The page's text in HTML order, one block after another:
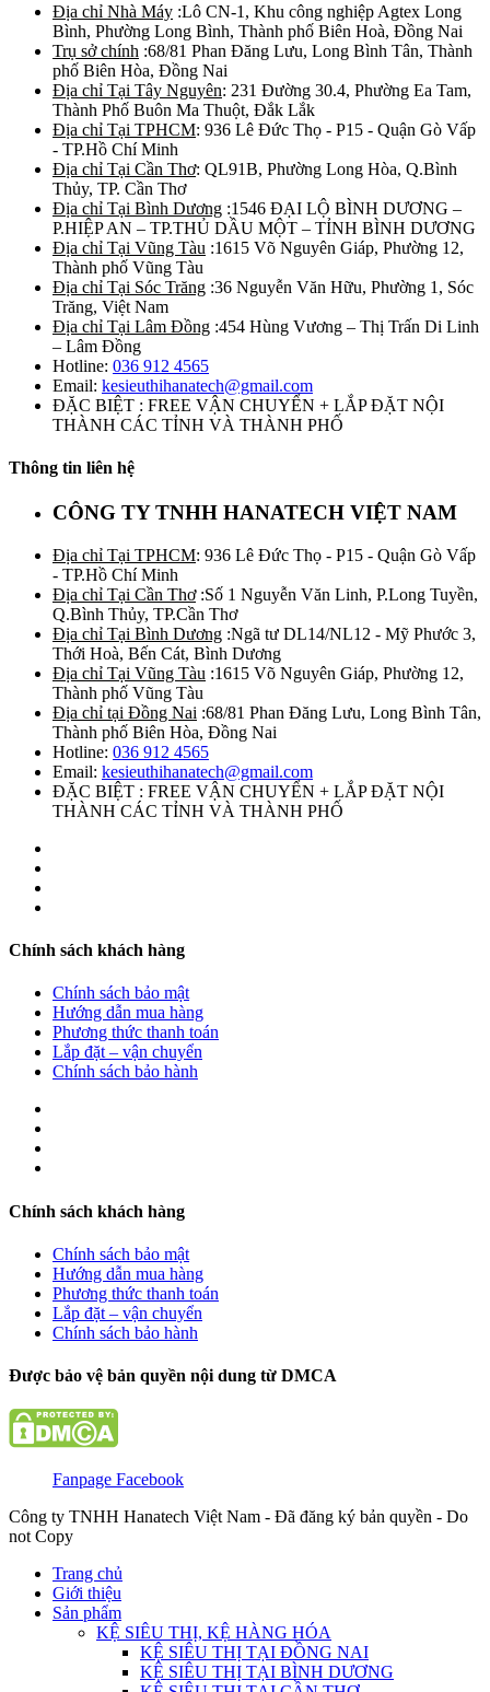
Địa chỉ Nhà Máy :Lô CN-1, Khu công nghiệp Agtex Long
Bình, Phường Long Bình, Thành phố Biên Hoà, Đồng Nai
Trụ sở chính :68/81 Phan Đăng Lưu, Long Bình Tân, Thành
phố Biên Hòa, Đồng Nai
Địa chỉ Tại Tây Nguyên: 231 Đường 30.4, Phường Ea Tam,
Thành Phố Buôn Ma Thuột, Đắk Lắk
Địa chỉ Tại TPHCM: 936 Lê Đức Thọ - P15 - Quận Gò Vấp
- TP.Hồ Chí Minh
Địa chỉ Tại Cần Thơ: QL91B, Phường Long Hòa, Q.Bình
Thủy, TP. Cần Thơ
Địa chỉ Tại Bình Dương :1546 ĐẠI LỘ BÌNH DƯƠNG –
P.HIỆP AN – TP.THỦ DẦU MỘT – TỈNH BÌNH DƯƠNG
Địa chỉ Tại Vũng Tàu :1615 Võ Nguyên Giáp, Phường 12,
Thành phố Vũng Tàu
Địa chỉ Tại Sóc Trăng :36 Nguyễn Văn Hữu, Phường 1, Sóc
Trăng, Việt Nam
Địa chỉ Tại Lâm Đồng :454 Hùng Vương – Thị Trấn Di Linh
– Lâm Đồng
Hotline: 036 912 4565
Email: kesieuthihanatech@gmail.com
ĐẶC BIỆT : FREE VẬN CHUYỂN + LẮP ĐẶT NỘI
THÀNH CÁC TỈNH VÀ THÀNH PHỐ
Thông tin liên hệ
CÔNG TY TNHH HANATECH VIỆT NAM
Địa chỉ Tại TPHCM: 936 Lê Đức Thọ - P15 - Quận Gò Vấp
- TP.Hồ Chí Minh
Địa chỉ Tại Cần Thơ:Số 1 Nguyễn Văn Linh, P.Long Tuyền,
Q.Bình Thủy, TP.Cần Thơ
Địa chỉ Tại Bình Dương :Ngã tư DL14/NL12 - Mỹ Phước 3,
Thới Hoà, Bến Cát, Bình Dương
Địa chỉ Tại Vũng Tàu :1615 Võ Nguyên Giáp, Phường 12,
Thành phố Vũng Tàu
Địa chỉ tại Đồng Nai :68/81 Phan Đăng Lưu, Long Bình Tân,
Thành phố Biên Hòa, Đồng Nai
Hotline: 036 912 4565
Email: kesieuthihanatech@gmail.com
ĐẶC BIỆT : FREE VẬN CHUYỂN + LẮP ĐẶT NỘI
THÀNH CÁC TỈNH VÀ THÀNH PHỐ
Chính sách khách hàng
Chính sách bảo mật
Hướng dẫn mua hàng
Phương thức thanh toán
Lắp đặt – vận chuyển
Chính sách bảo hành
Chính sách khách hàng
Chính sách bảo mật
Hướng dẫn mua hàng
Phương thức thanh toán
Lắp đặt – vận chuyển
Chính sách bảo hành
Được bảo vệ bản quyền nội dung từ DMCA
Fanpage Facebook
Công ty TNHH Hanatech Việt Nam - Đã đăng ký bản quyền - Do
not Copy
Trang chủ
Giới thiệu
Sản phẩm
KỆ SIÊU THỊ, KỆ HÀNG HÓA
KỆ SIÊU THỊ TẠI ĐỒNG NAI
KỆ SIÊU THỊ TẠI BÌNH DƯƠNG